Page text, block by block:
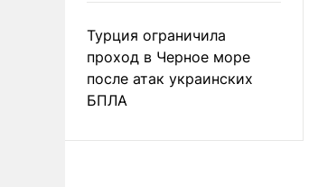
Турция ограничила
проход в Черное море
после атак украинских
БПЛА